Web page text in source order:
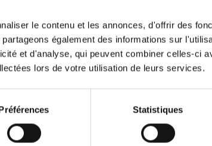
le contenu et les annonces, d'offrir des
également des informations sur
et d'analyse, qui peuvent combiner celles-ci
lors de votre utilisation de leurs services.
Statistiques
pour acheter dès le mois d’octobre.
interroger ou pour commander
ou visitez notre site web www.coges.eu.
toujours plus innovante et connectée,
dont les clients interagissent avec